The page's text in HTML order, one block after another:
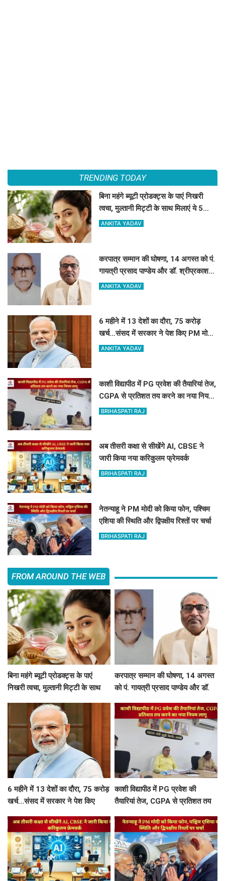
TRENDING TODAY
बिना महंगे ब्यूटी प्रोडक्ट्स के पाएं निखरी
त्वचा, मुल्तानी मिट्टी के साथ मिलाएं ये 5
चीजें, त्वचा दिखेगी दमकती
ANKITA YADAV
करपात्र सम्मान की घोषणा, 14 अगस्त को पं.
गायत्री प्रसाद पाण्डेय और डॉ. श्रीप्रकाश
मिश्र करपात्र गौरव से होंगे सम्मानित
ANKITA YADAV
6 महीने में 13 देशों का दौरा, 75 करोड़
खर्च...संसद में सरकार ने पेश किए PM मोदी
की विदेश यात्रा के आकड़े
ANKITA YADAV
काशी विद्यापीठ में PG प्रवेश की तैयारियां तेज,
CGPA से प्रतिशत तय करने का नया नियम
लागू
BRIHASPATI RAJ
अब तीसरी कक्षा से सीखेंगे AI, CBSE ने
जारी किया नया करिकुलम फ्रेमवर्क
BRIHASPATI RAJ
नेतन्याहू ने PM मोदी को किया फोन, पश्चिम
एशिया की स्थिति और द्विपक्षीय रिश्तों पर चर्चा
BRIHASPATI RAJ
FROM AROUND THE WEB
बिना महंगे ब्यूटी प्रोडक्ट्स के पाएं
निखरी त्वचा, मुल्तानी मिट्टी के साथ
करपात्र सम्मान की घोषणा, 14 अगस्त
को पं. गायत्री प्रसाद पाण्डेय और डॉ.
सम्मानित
6 महीने में 13 देशों का दौरा, 75 करोड़
खर्च...संसद में सरकार ने पेश किए
काशी विद्यापीठ में PG प्रवेश की
तैयारियां तेज, CGPA से प्रतिशत तय